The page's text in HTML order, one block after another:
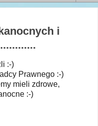
i
:-)
Prawnego :-)
mieli zdrowe,
:-)